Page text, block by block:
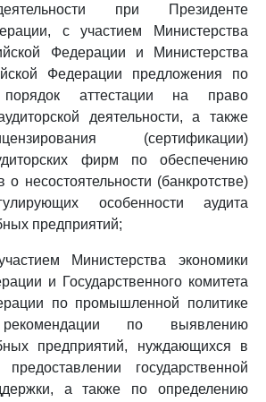
при Президенте
с участием Министерства
Федерации и Министерства
Федерации предложения по
аттестации на право
деятельности, а также
(сертификации)
фирм по обеспечению
о несостоятельности (банкротстве)
особенности аудита
предприятий;
Министерства экономики
и Государственного комитета
по промышленной политике
рекомендации по выявлению
предприятий, нуждающихся в
государственной
а также по определению